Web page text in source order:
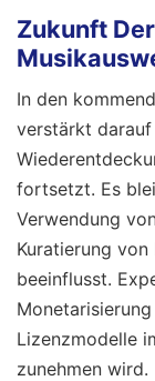
Zukunft
In den
verstärkt
fortsetzt. Es
Verwendung
Kuratierung
beeinflusst.
Lizenzmodelle
zunehmen wird.